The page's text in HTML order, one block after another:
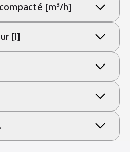
[m³/h]
[l]